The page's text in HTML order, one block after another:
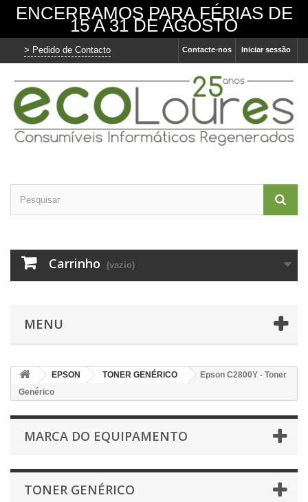
ENCERRAMOS PARA FÉRIAS DE
15 A 31 DE AGOSTO
Iniciar sessão
Contacte-nos
> Pedido de Contacto
Carrinho (vazio)
MENU
EPSON TONER GENÉRICO
Epson C2800Y - Toner
Genérico
MARCA DO EQUIPAMENTO
TONER GENÉRICO